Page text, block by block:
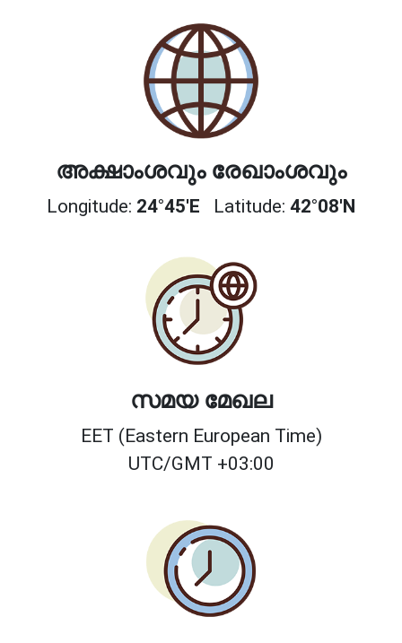
അക്ഷാംശവും രേഖാംശവും
Longitude: 24°45'E Latitude: 42°08'N
സമയ മേഖല
EET (Eastern European Time)
UTC/GMT +03:00